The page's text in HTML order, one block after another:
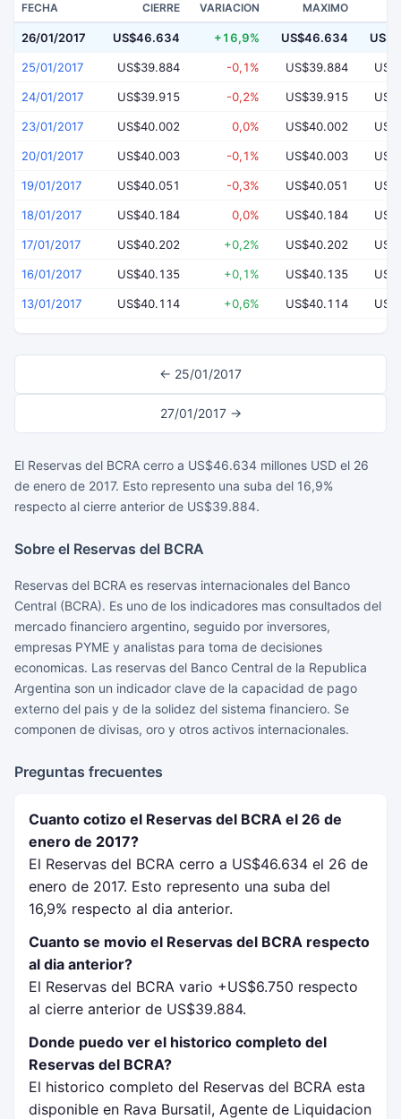
FECHA CIERRE VARIACION MAXIMO
26/01/2017 US$46.634 +16,9% US$46.634
25/01/2017 US$39.884 -0,1% US$39.884
24/01/2017 US$39.915 -0,2% US$39.915
23/01/2017 US$40.002 0,0% US$40.002
20/01/2017 US$40.003 -0,1% US$40.003
19/01/2017 US$40.051 -0,3% US$40.051
18/01/2017 US$40.184 0,0% US$40.184
17/01/2017 US$40.202 +0,2% US$40.202
16/01/2017 US$40.135 +0,1% US$40.135
13/01/2017 US$40.114 +0,6% US$40.114
← 25/01/2017
27/01/2017 →
El Reservas del BCRA cerro a US$46.634 millones USD el 26
de enero de 2017. Esto represento una suba del 16,9%
respecto al cierre anterior de US$39.884.
Sobre el Reservas del BCRA
Reservas del BCRA es reservas internacionales del Banco
Central (BCRA). Es uno de los indicadores mas consultados del
mercado financiero argentino, seguido por inversores,
empresas PYME y analistas para toma de decisiones
economicas. Las reservas del Banco Central de la Republica
Argentina son un indicador clave de la capacidad de pago
externo del pais y de la solidez del sistema financiero. Se
componen de divisas, oro y otros activos internacionales.
Preguntas frecuentes
Cuanto cotizo el Reservas del BCRA el 26 de
enero de 2017?
El Reservas del BCRA cerro a US$46.634 el 26 de
enero de 2017. Esto represento una suba del
16,9% respecto al dia anterior.
Cuanto se movio el Reservas del BCRA respecto
al dia anterior?
El Reservas del BCRA vario +US$6.750 respecto
al cierre anterior de US$39.884.
Donde puedo ver el historico completo del
Reservas del BCRA?
El historico completo del Reservas del BCRA esta
disponible en Rava Bursatil, Agente de Liquidacion